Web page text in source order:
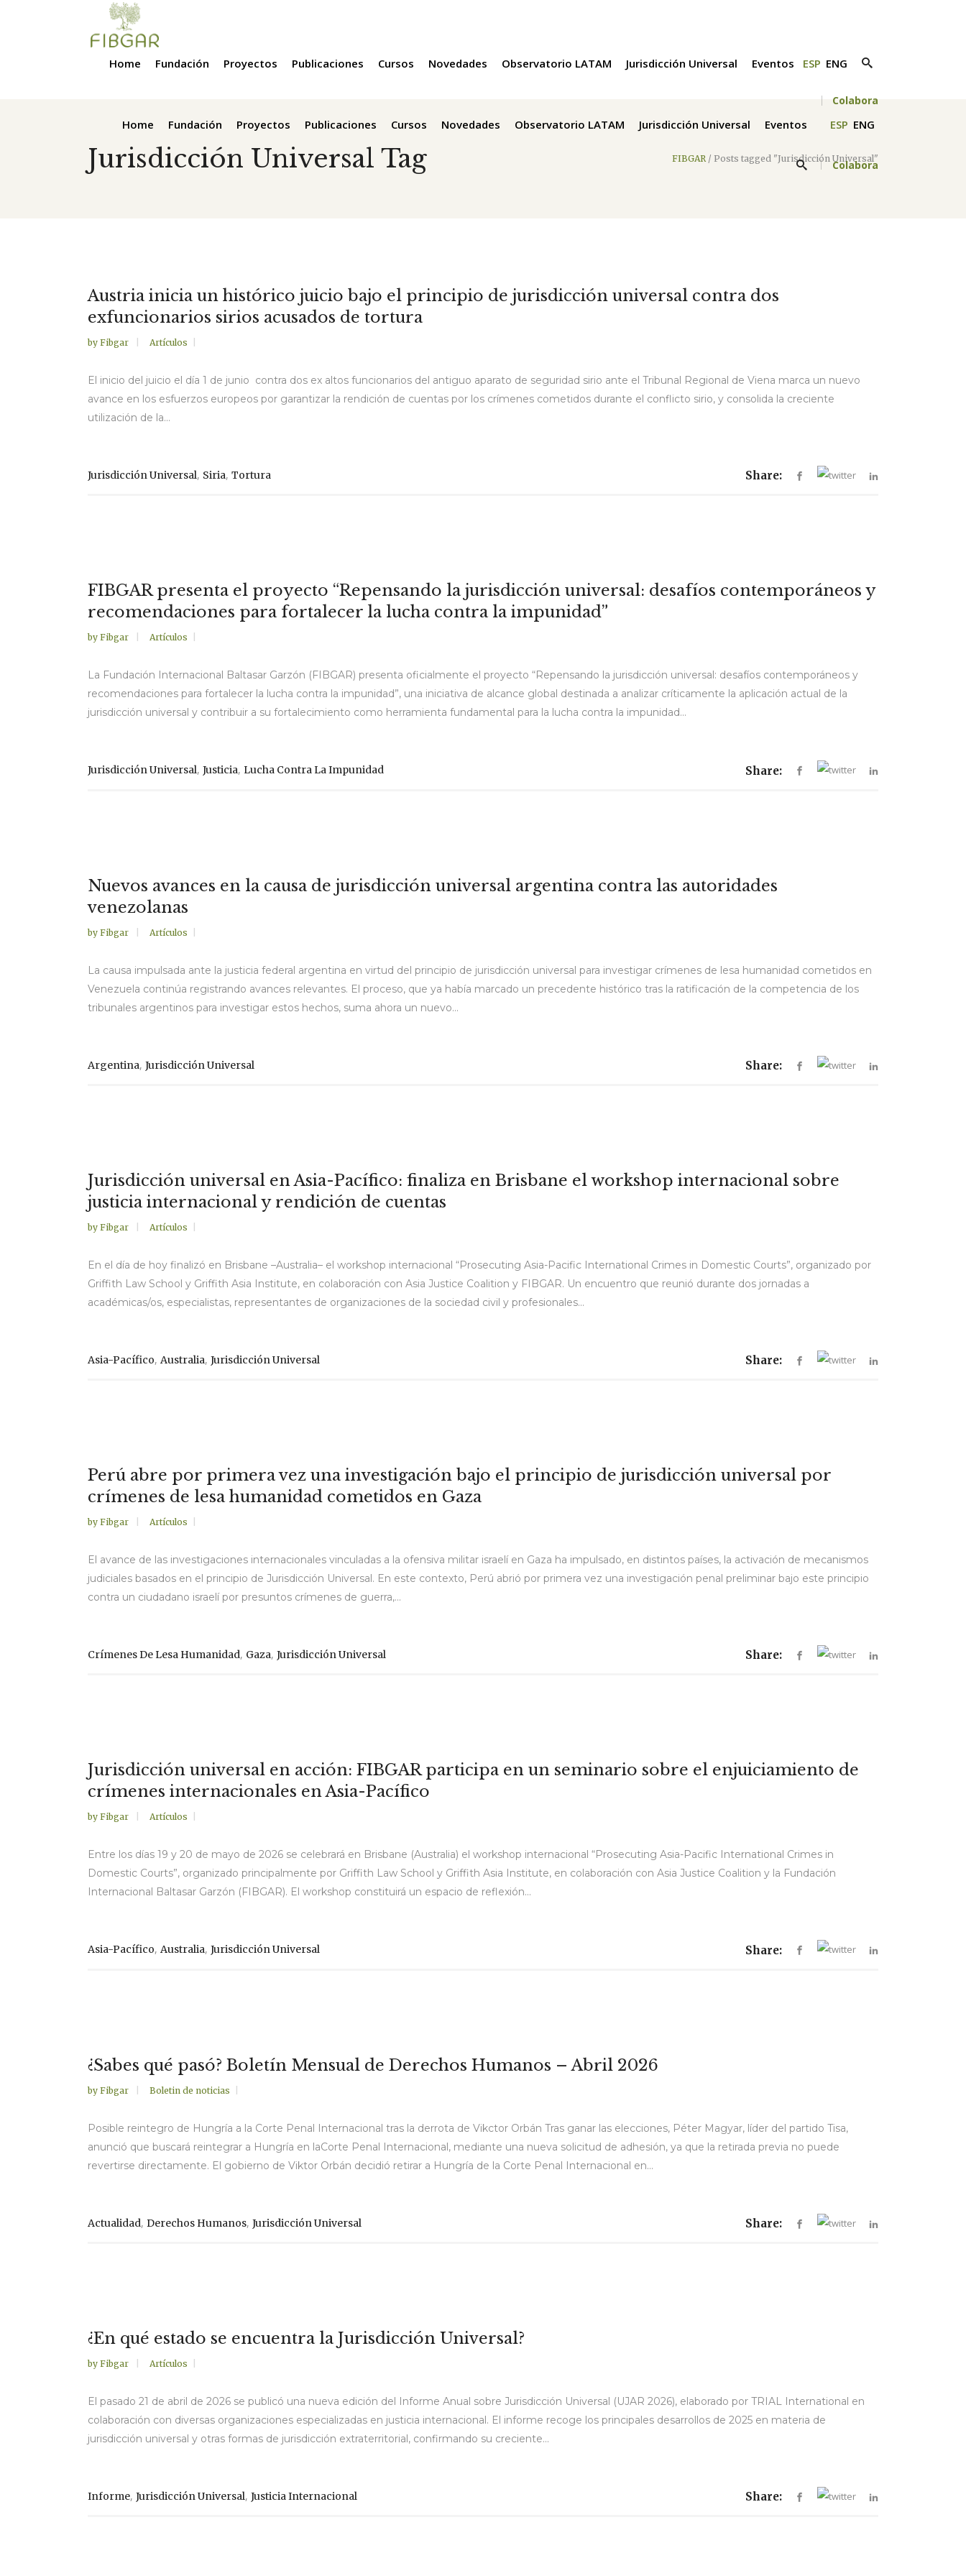
Home Fundación Proyectos Publicaciones Cursos Novedades Observatorio LATAM Jurisdicción Universal Eventos ESP ENG
Colabora
Home Fundación Proyectos Publicaciones Cursos Novedades Observatorio LATAM Jurisdicción Universal Eventos ESP ENG
Colabora
Jurisdicción Universal Tag FIBGAR / Posts tagged "Jurisdicción Universal"
Austria inicia un histórico juicio bajo el principio de jurisdicción universal contra dos
exfuncionarios sirios acusados de tortura
by Fibgar Artículos
El inicio del juicio el día 1 de junio contra dos ex altos funcionarios del antiguo aparato de seguridad sirio ante el Tribunal Regional de Viena marca un nuevo
avance en los esfuerzos europeos por garantizar la rendición de cuentas por los crímenes cometidos durante el conflicto sirio, y consolida la creciente
utilización de la...
Jurisdicción Universal, Siria, Tortura Share:
FIBGAR presenta el proyecto “Repensando la jurisdicción universal: desafíos contemporáneos y
recomendaciones para fortalecer la lucha contra la impunidad”
by Fibgar Artículos
La Fundación Internacional Baltasar Garzón (FIBGAR) presenta oficialmente el proyecto “Repensando la jurisdicción universal: desafíos contemporáneos y
recomendaciones para fortalecer la lucha contra la impunidad”, una iniciativa de alcance global destinada a analizar críticamente la aplicación actual de la
jurisdicción universal y contribuir a su fortalecimiento como herramienta fundamental para la lucha contra la impunidad...
Jurisdicción Universal, Justicia, Lucha Contra La Impunidad Share:
Nuevos avances en la causa de jurisdicción universal argentina contra las autoridades
venezolanas
by Fibgar Artículos
La causa impulsada ante la justicia federal argentina en virtud del principio de jurisdicción universal para investigar crímenes de lesa humanidad cometidos en
Venezuela continúa registrando avances relevantes. El proceso, que ya había marcado un precedente histórico tras la ratificación de la competencia de los
tribunales argentinos para investigar estos hechos, suma ahora un nuevo...
Argentina, Jurisdicción Universal Share:
Jurisdicción universal en Asia-Pacífico: finaliza en Brisbane el workshop internacional sobre
justicia internacional y rendición de cuentas
by Fibgar Artículos
En el día de hoy finalizó en Brisbane –Australia– el workshop internacional “Prosecuting Asia-Pacific International Crimes in Domestic Courts”, organizado por
Griffith Law School y Griffith Asia Institute, en colaboración con Asia Justice Coalition y FIBGAR. Un encuentro que reunió durante dos jornadas a
académicas/os, especialistas, representantes de organizaciones de la sociedad civil y profesionales...
Asia-Pacífico, Australia, Jurisdicción Universal Share:
Perú abre por primera vez una investigación bajo el principio de jurisdicción universal por
crímenes de lesa humanidad cometidos en Gaza
by Fibgar Artículos
El avance de las investigaciones internacionales vinculadas a la ofensiva militar israelí en Gaza ha impulsado, en distintos países, la activación de mecanismos
judiciales basados en el principio de Jurisdicción Universal. En este contexto, Perú abrió por primera vez una investigación penal preliminar bajo este principio
contra un ciudadano israelí por presuntos crímenes de guerra,...
Crímenes De Lesa Humanidad, Gaza, Jurisdicción Universal Share:
Jurisdicción universal en acción: FIBGAR participa en un seminario sobre el enjuiciamiento de
crímenes internacionales en Asia-Pacífico
by Fibgar Artículos
Entre los días 19 y 20 de mayo de 2026 se celebrará en Brisbane (Australia) el workshop internacional “Prosecuting Asia-Pacific International Crimes in
Domestic Courts”, organizado principalmente por Griffith Law School y Griffith Asia Institute, en colaboración con Asia Justice Coalition y la Fundación
Internacional Baltasar Garzón (FIBGAR). El workshop constituirá un espacio de reflexión...
Asia-Pacífico, Australia, Jurisdicción Universal Share:
¿Sabes qué pasó? Boletín Mensual de Derechos Humanos – Abril 2026
by Fibgar Boletin de noticias
Posible reintegro de Hungría a la Corte Penal Internacional tras la derrota de Vikctor Orbán Tras ganar las elecciones, Péter Magyar, líder del partido Tisa,
anunció que buscará reintegrar a Hungría en laCorte Penal Internacional, mediante una nueva solicitud de adhesión, ya que la retirada previa no puede
revertirse directamente. El gobierno de Viktor Orbán decidió retirar a Hungría de la Corte Penal Internacional en...
Actualidad, Derechos Humanos, Jurisdicción Universal Share:
¿En qué estado se encuentra la Jurisdicción Universal?
by Fibgar Artículos
El pasado 21 de abril de 2026 se publicó una nueva edición del Informe Anual sobre Jurisdicción Universal (UJAR 2026), elaborado por TRIAL International en
colaboración con diversas organizaciones especializadas en justicia internacional. El informe recoge los principales desarrollos de 2025 en materia de
jurisdicción universal y otras formas de jurisdicción extraterritorial, confirmando su creciente...
Informe, Jurisdicción Universal, Justicia Internacional Share: